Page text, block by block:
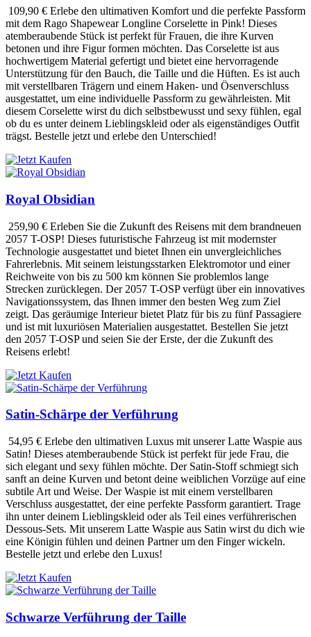
109,90 € Erlebe den ultimativen Komfort und die perfekte Passform
mit dem Rago Shapewear Longline Corselette in Pink! Dieses
atemberaubende Stück ist perfekt für Frauen, die ihre Kurven
betonen und ihre Figur formen möchten. Das Corselette ist aus
hochwertigem Material gefertigt und bietet eine hervorragende
Unterstützung für den Bauch, die Taille und die Hüften. Es ist auch
mit verstellbaren Trägern und einem Haken- und Ösenverschluss
ausgestattet, um eine individuelle Passform zu gewährleisten. Mit
diesem Corselette wirst du dich selbstbewusst und sexy fühlen, egal
ob du es unter deinem Lieblingskleid oder als eigenständiges Outfit
trägst. Bestelle jetzt und erlebe den Unterschied!
Royal Obsidian
259,90 € Erleben Sie die Zukunft des Reisens mit dem brandneuen
2057 T-OSP! Dieses futuristische Fahrzeug ist mit modernster
Technologie ausgestattet und bietet Ihnen ein unvergleichliches
Fahrerlebnis. Mit seinem leistungsstarken Elektromotor und einer
Reichweite von bis zu 500 km können Sie problemlos lange
Strecken zurücklegen. Der 2057 T-OSP verfügt über ein innovatives
Navigationssystem, das Ihnen immer den besten Weg zum Ziel
zeigt. Das geräumige Interieur bietet Platz für bis zu fünf Passagiere
und ist mit luxuriösen Materialien ausgestattet. Bestellen Sie jetzt
den 2057 T-OSP und seien Sie der Erste, der die Zukunft des
Reisens erlebt!
Satin-Schärpe der Verführung
54,95 € Erlebe den ultimativen Luxus mit unserer Latte Waspie aus
Satin! Dieses atemberaubende Stück ist perfekt für jede Frau, die
sich elegant und sexy fühlen möchte. Der Satin-Stoff schmiegt sich
sanft an deine Kurven und betont deine weiblichen Vorzüge auf eine
subtile Art und Weise. Der Waspie ist mit einem verstellbaren
Verschluss ausgestattet, der eine perfekte Passform garantiert. Trage
ihn unter deinem Lieblingskleid oder als Teil eines verführerischen
Dessous-Sets. Mit unserem Latte Waspie aus Satin wirst du dich wie
eine Königin fühlen und deinen Partner um den Finger wickeln.
Bestelle jetzt und erlebe den Luxus!
Schwarze Verführung der Taille